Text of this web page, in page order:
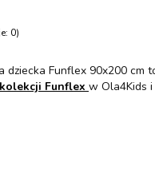
0)
dziecka Funflex 90x200 cm
Funflex w Ola4Kids i